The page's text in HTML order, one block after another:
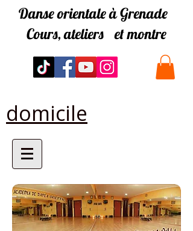
Danse orientale à Grenade
Cours, ateliers et montre
domicile